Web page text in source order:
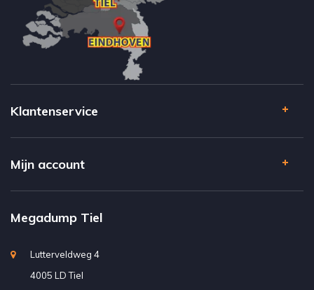
Klantenservice
Mijn account
Megadump Tiel
Lutterveldweg 4
4005 LD Tiel